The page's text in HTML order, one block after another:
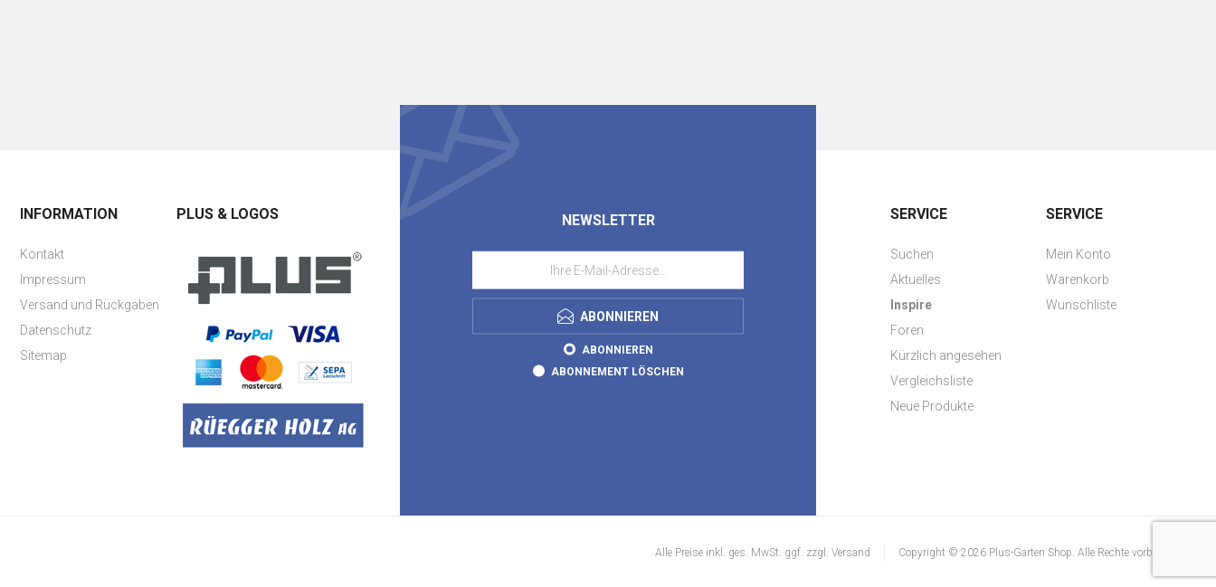
NEWSLETTER
ABONNIEREN
ABONNIEREN
ABONNEMENT LÖSCHEN
INFORMATION
Kontakt
Impressum
Versand und Rückgaben
Datenschutz
Sitemap
PLUS & LOGOS SERVICE
Suchen
Aktuelles
Inspire
Foren
Kürzlich angesehen
Vergleichsliste
Neue Produkte
SERVICE
Mein Konto
Warenkorb
Wunschliste
Copyright © 2026 Plus-Garten Shop. Alle Rechte vorbehalten.
Alle Preise inkl. ges. MwSt. ggf. zzgl. Versand